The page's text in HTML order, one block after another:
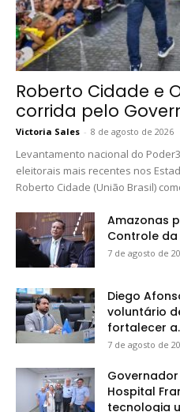
Roberto Cidade e
corrida pelo
Victoria Sales - 8 de agosto de 2026
Levantamento nacional do
eleitorais mais recentes nos
Roberto Cidade (União Brasil)
Amazonas
Controle
7 de agosto de
Diego
voluntário
fortalecer
7 de agosto de
Hospital
tecnologia